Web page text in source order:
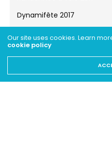
Dynamifête 2017
Portes Ouvertes Poséidon
Gala Basket 2017
Our site uses cookies. Learn
cookie policy